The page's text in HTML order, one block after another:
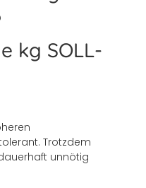
kg SOLL-
Trotzdem
unnötig